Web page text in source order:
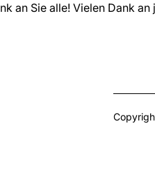
an Sie alle! Vielen Dank